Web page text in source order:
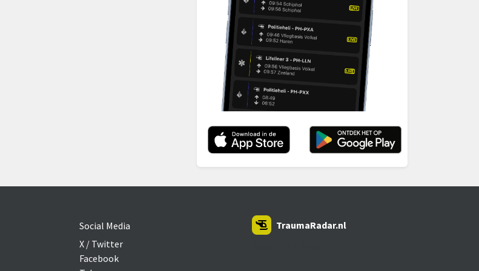
Social Media
X / Twitter
Facebook
TraumaRadar.nl